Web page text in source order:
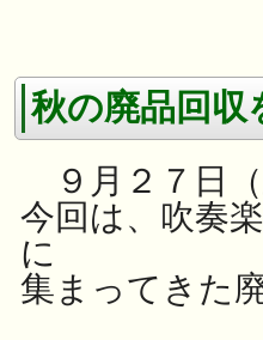
秋の廃品回収
９月２７日
今回は、吹奏
に
集まってきた